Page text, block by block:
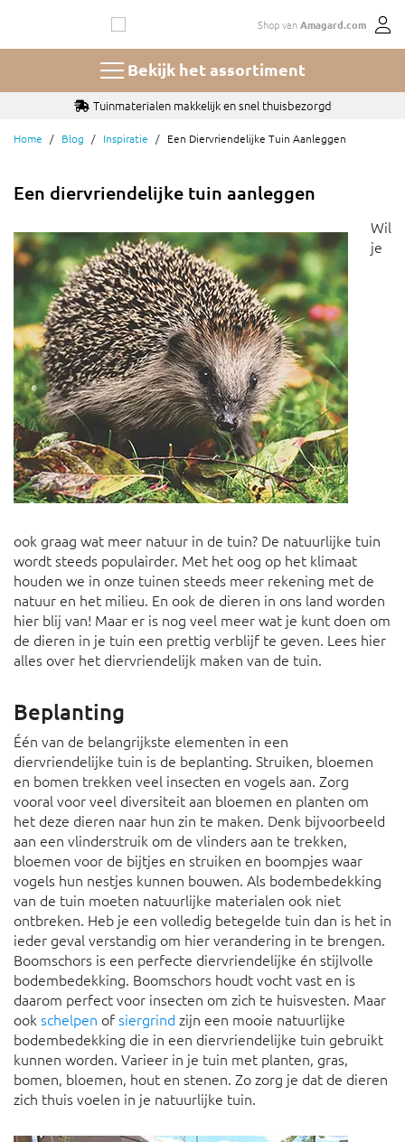
de
Shop vanAmagard.com
Bekijk het assortiment
Tuinmaterialen makkelijk en snel thuisbezorgd
Home Blog Inspiratie Een Diervriendelijke Tuin Aanleggen
Een diervriendelijke tuin aanleggen
Wil
je
ook graag wat meer natuur in de tuin? De natuurlijke tuin
wordt steeds populairder. Met het oog op het klimaat
houden we in onze tuinen steeds meer rekening met de
natuur en het milieu. En ook de dieren in ons land worden
hier blij van! Maar er is nog veel meer wat je kunt doen om
de dieren in je tuin een prettig verblijf te geven. Lees hier
alles over het diervriendelijk maken van de tuin.
Beplanting
Één van de belangrijkste elementen in een
diervriendelijke tuin is de beplanting. Struiken, bloemen
en bomen trekken veel insecten en vogels aan. Zorg
vooral voor veel diversiteit aan bloemen en planten om
het deze dieren naar hun zin te maken. Denk bijvoorbeeld
aan een vlinderstruik om de vlinders aan te trekken,
bloemen voor de bijtjes en struiken en boompjes waar
vogels hun nestjes kunnen bouwen. Als bodembedekking
van de tuin moeten natuurlijke materialen ook niet
ontbreken. Heb je een volledig betegelde tuin dan is het in
ieder geval verstandig om hier verandering in te brengen.
Boomschors is een perfecte diervriendelijke én stijlvolle
bodembedekking. Boomschors houdt vocht vast en is
daarom perfect voor insecten om zich te huisvesten. Maar
ook schelpen ofsiergrind zijn een mooie natuurlijke
bodembedekking die in een diervriendelijke tuin gebruikt
kunnen worden. Varieer in je tuin met planten, gras,
bomen, bloemen, hout en stenen. Zo zorg je dat de dieren
zich thuis voelen in je natuurlijke tuin.